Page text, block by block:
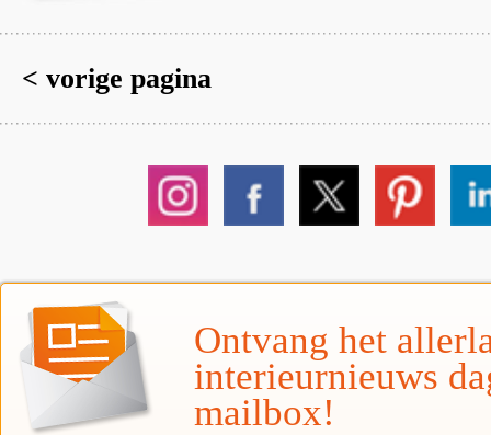
< vorige pagina
Ontvang het
interieurnieuws
mailbox!